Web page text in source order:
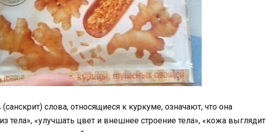
слова, относящиеся к куркуме, означают, что она
тела», «улучшать цвет и внешнее строение тела», «кожа выглядит